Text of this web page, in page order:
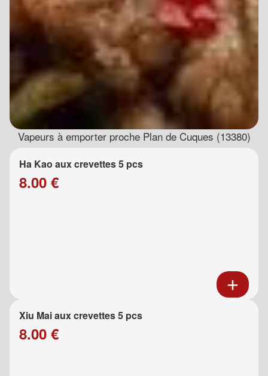
Vapeurs à emporter proche Plan de Cuques (13380)
Ha Kao aux crevettes 5 pcs
8.00 €
Xiu Mai aux crevettes 5 pcs
8.00 €